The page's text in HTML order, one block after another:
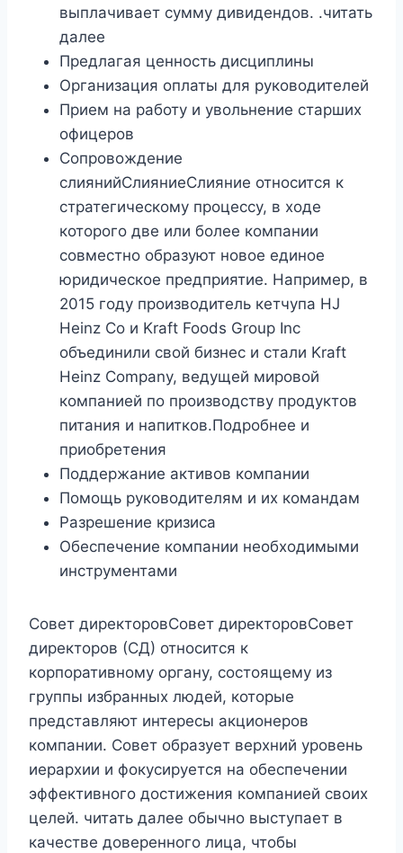
выплачивает сумму дивидендов. .читать
далее
Предлагая ценность дисциплины
Организация оплаты для руководителей
Прием на работу и увольнение старших
офицеров
Сопровождение
слиянийСлияниеСлияние относится к
стратегическому процессу, в ходе
которого две или более компании
совместно образуют новое единое
юридическое предприятие. Например, в
2015 году производитель кетчупа HJ
Heinz Co и Kraft Foods Group Inc
объединили свой бизнес и стали Kraft
Heinz Company, ведущей мировой
компанией по производству продуктов
питания и напитков.Подробнее и
приобретения
Поддержание активов компании
Помощь руководителям и их командам
Разрешение кризиса
Обеспечение компании необходимыми
инструментами
Совет директоровСовет директоровСовет
директоров (СД) относится к
корпоративному органу, состоящему из
группы избранных людей, которые
представляют интересы акционеров
компании. Совет образует верхний уровень
иерархии и фокусируется на обеспечении
эффективного достижения компанией своих
целей. читать далее обычно выступает в
качестве доверенного лица, чтобы